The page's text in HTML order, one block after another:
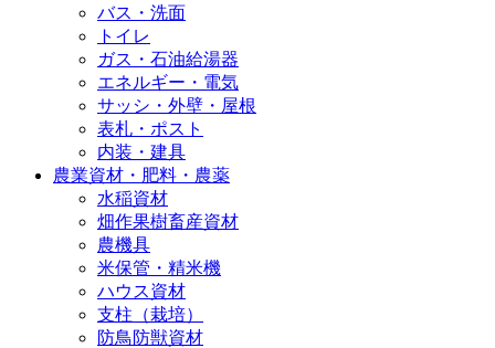
バス・洗面
トイレ
ガス・石油給湯器
エネルギー・電気
サッシ・外壁・屋根
表札・ポスト
内装・建具
農業資材・肥料・農薬
水稲資材
畑作果樹畜産資材
農機具
米保管・精米機
ハウス資材
支柱（栽培）
防鳥防獣資材